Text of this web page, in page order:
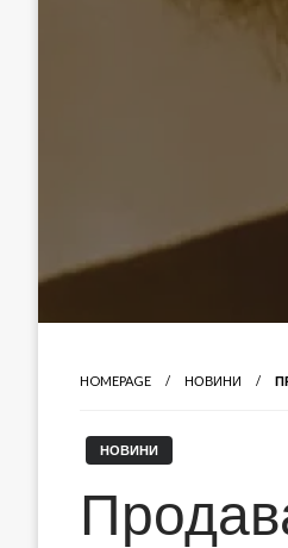
HOMEPAGE НОВИНИ
НОВИНИ